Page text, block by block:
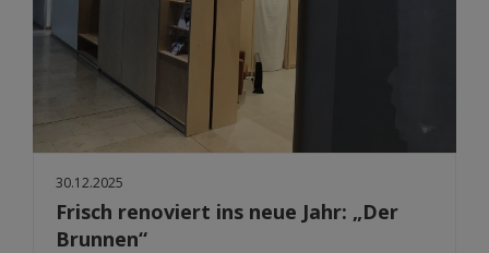
30.12.2025
Frisch renoviert ins neue Jahr: „Der
Brunnen“